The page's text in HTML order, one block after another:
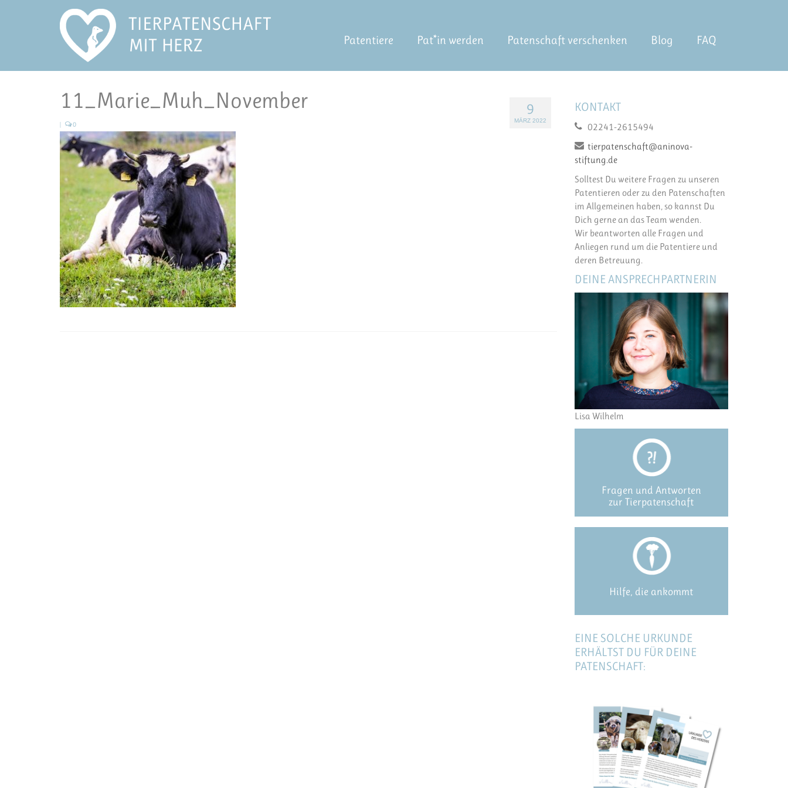
Patentiere Pat*in werden Patenschaft verschenken Blog FAQ
9
MÄRZ 2022
11_Marie_Muh_November
0
KONTAKT
02241-2615494
tierpatenschaft@aninova-
stiftung.de
Solltest Du weitere Fragen zu unseren
Patentieren oder zu den Patenschaften
im Allgemeinen haben, so kannst Du
Dich gerne an das Team wenden.
Wir beantworten alle Fragen und
Anliegen rund um die Patentiere und
deren Betreuung.
DEINE ANSPRECHPARTNERIN
Lisa Wilhelm
Fragen und Antworten
zur Tierpatenschaft
Hilfe, die ankommt
EINE SOLCHE URKUNDE
ERHÄLTST DU FÜR DEINE
PATENSCHAFT: